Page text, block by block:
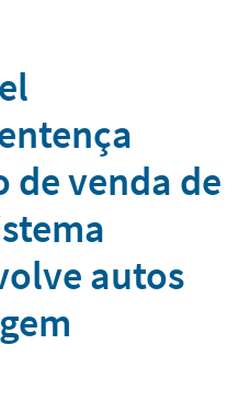
de venda de
autos